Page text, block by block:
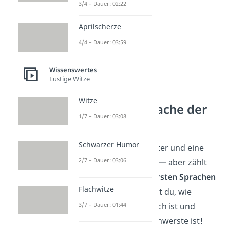
Schwerste Sprache der
Welt
Deutsch hat viele Wörter und eine
komplexe Grammatik — aber zählt
schwersten Sprachen
der Welt?Hier
erfährst du, wie
schwer Deutsch wirklich ist und
welche Sprache die schwerste ist!
3/4 – Dauer: 02:22
Aprilscherze
4/4 – Dauer: 03:59
Wissenswertes
Lustige Witze
Witze
1/7 – Dauer: 03:08
Schwarzer Humor
2/7 – Dauer: 03:06
Flachwitze
3/7 – Dauer: 01:44